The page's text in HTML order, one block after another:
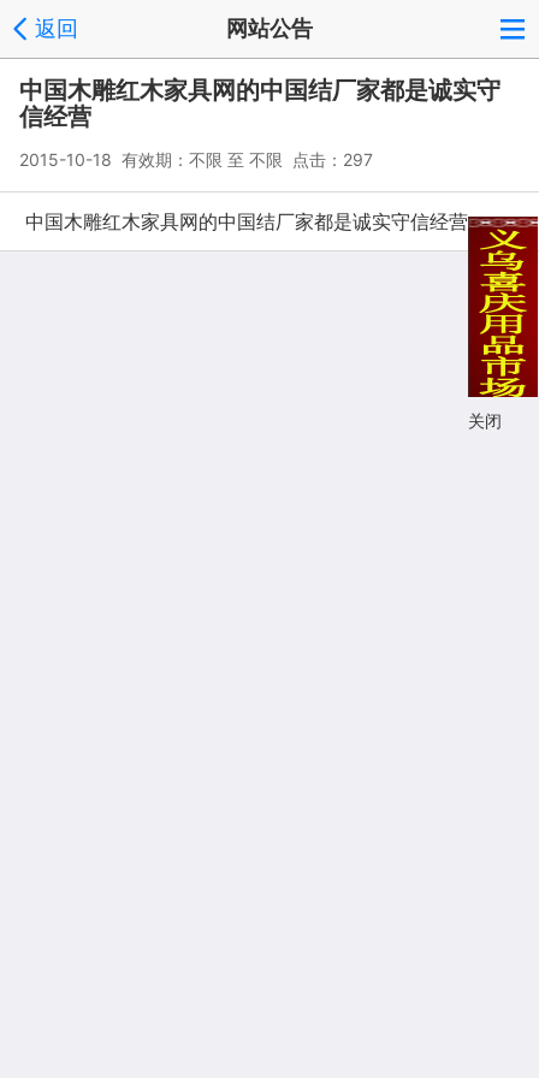
返回 网站公告
中国木雕红木家具网的中国结厂家都是诚实守
信经营
2015-10-18 有效期：不限 至 不限 点击：297
中国木雕红木家具网的中国结厂家都是诚实守信经营
关闭